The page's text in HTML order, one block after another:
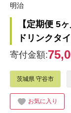
明治
【定期便 5
ドリンクタ
寄付金額:
茨城県 守谷市
お気に入り